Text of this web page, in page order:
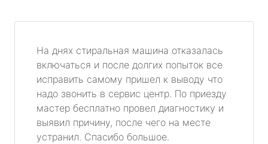
На днях стиральная машина отказалась
включаться и после долгих попыток все
исправить самому пришел к выводу что
надо звонить в сервис центр. По приезду
мастер бесплатно провел диагностику и
выявил причину, после чего на месте
устранил. Спасибо большое.